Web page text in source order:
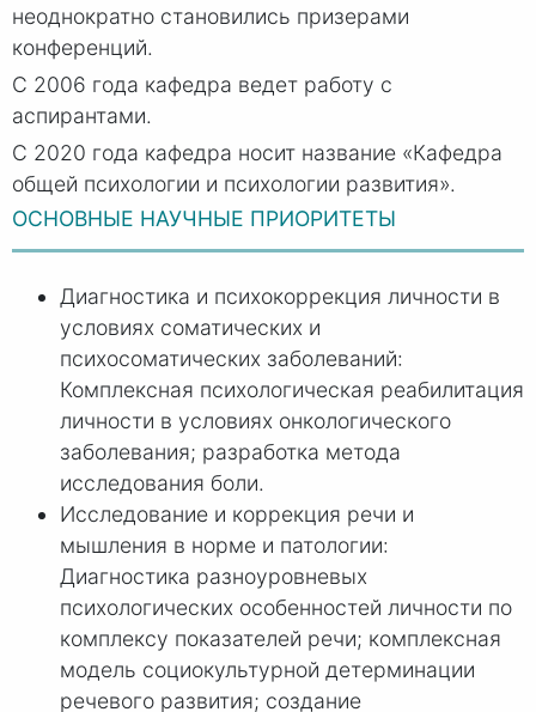
неоднократно становились призерами
конференций.
С 2006 года кафедра ведет работу с
аспирантами.
С 2020 года кафедра носит название «Кафедра
общей психологии и психологии развития».
ОСНОВНЫЕ НАУЧНЫЕ ПРИОРИТЕТЫ
Диагностика и психокоррекция личности в
условиях соматических и
психосоматических заболеваний:
Комплексная психологическая реабилитация
личности в условиях онкологического
заболевания; разработка метода
исследования боли.
Исследование и коррекция речи и
мышления в норме и патологии:
Диагностика разноуровневых
психологических особенностей личности по
комплексу показателей речи; комплексная
модель социокультурной детерминации
речевого развития; создание